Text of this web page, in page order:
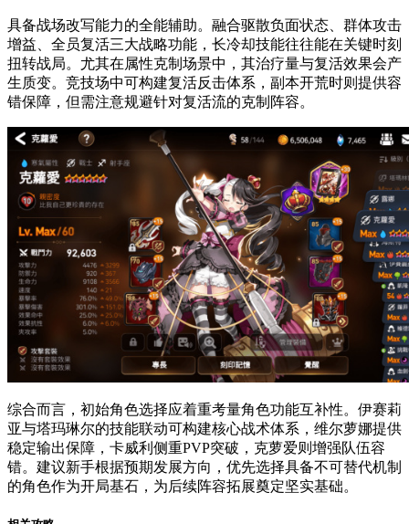
具备战场改写能力的全能辅助。融合驱散负面状态、群体攻击
增益、全员复活三大战略功能，长冷却技能往往能在关键时刻
扭转战局。尤其在属性克制场景中，其治疗量与复活效果会产
生质变。竞技场中可构建复活反击体系，副本开荒时则提供容
错保障，但需注意规避针对复活流的克制阵容。
综合而言，初始角色选择应着重考量角色功能互补性。伊赛莉
亚与塔玛琳尔的技能联动可构建核心战术体系，维尔萝娜提供
稳定输出保障，卡威利侧重PVP突破，克萝爱则增强队伍容
错。建议新手根据预期发展方向，优先选择具备不可替代机制
的角色作为开局基石，为后续阵容拓展奠定坚实基础。